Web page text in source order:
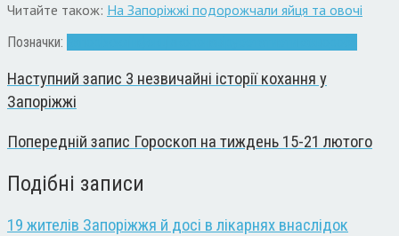
Читайте також: На Запоріжжі подорожчали яйця та овочі
Позначки:
Наступний запис 3 незвичайні історії кохання у
Запоріжжі
Попередній запис Гороскоп на тиждень 15-21 лютого
Подібні записи
19 жителів Запоріжжя й досі в лікарнях внаслідок